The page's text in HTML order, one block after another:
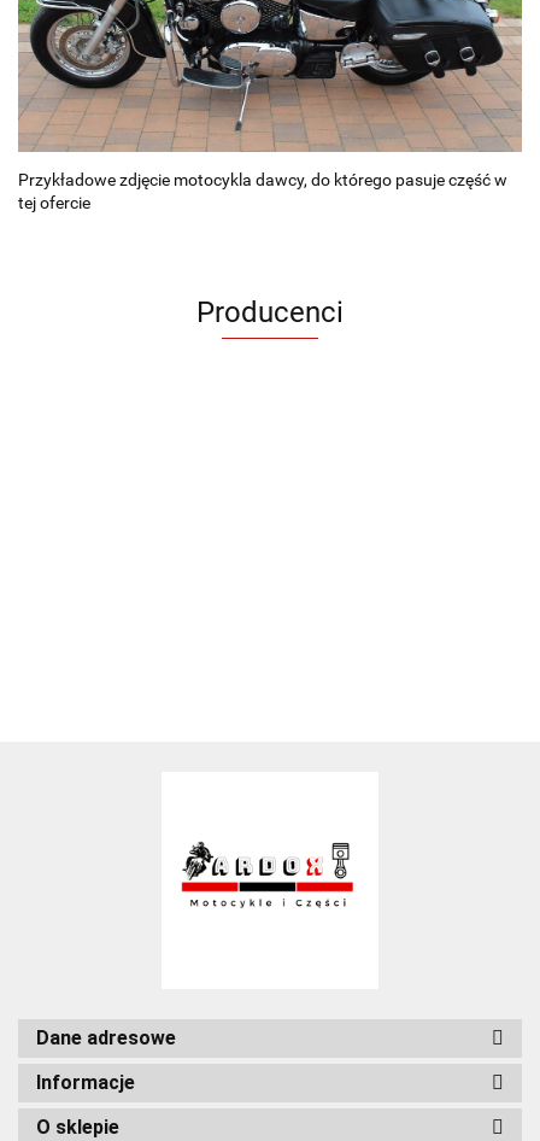
Przykładowe zdjęcie motocykla dawcy, do którego pasuje część w
tej ofercie
Producenci
Dane adresowe
Informacje
O sklepie